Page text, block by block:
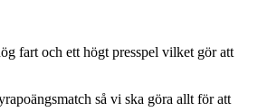
fart och ett högt presspel vilket gör att
så vi ska göra allt för att